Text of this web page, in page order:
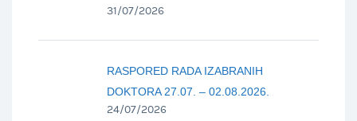
31/07/2026
RASPORED RADA IZABRANIH
DOKTORA 27.07. – 02.08.2026.
24/07/2026